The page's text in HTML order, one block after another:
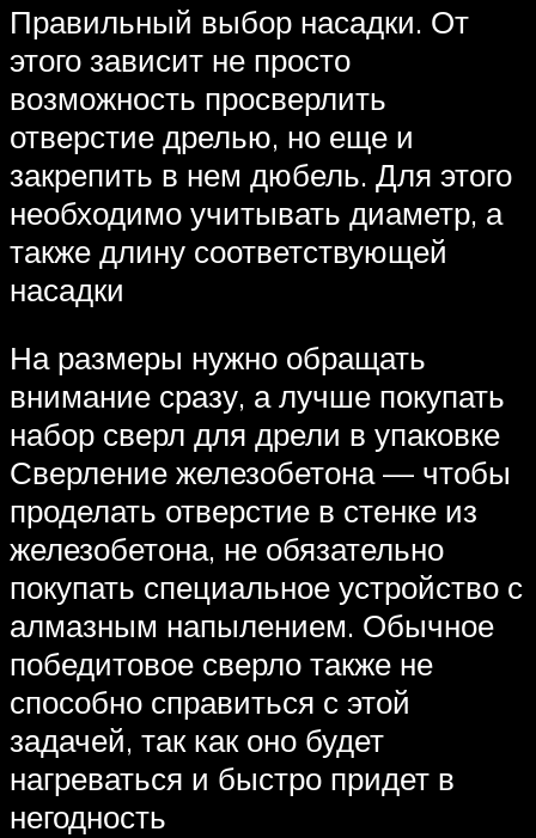
Правильный выбор насадки. От
этого зависит не просто
возможность просверлить
отверстие дрелью, но еще и
закрепить в нем дюбель. Для этого
необходимо учитывать диаметр, а
также длину соответствующей
насадки
На размеры нужно обращать
внимание сразу, а лучше покупать
набор сверл для дрели в упаковке
Сверление железобетона — чтобы
проделать отверстие в стенке из
железобетона, не обязательно
покупать специальное устройство с
алмазным напылением. Обычное
победитовое сверло также не
способно справиться с этой
задачей, так как оно будет
нагреваться и быстро придет в
негодность